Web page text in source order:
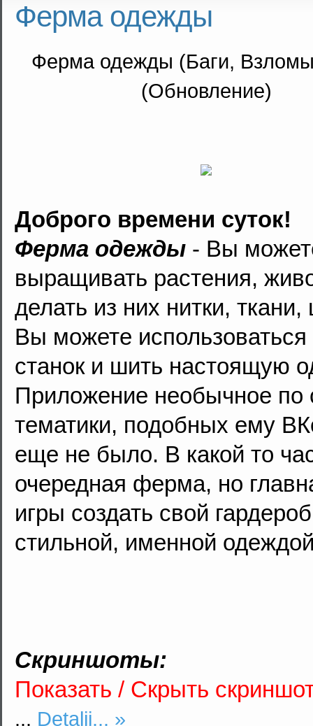
Ферма одежды
Ферма одежды (Баги,
(Обновление)
Доброго времени суток!
Ферма одежды - Вы
выращивать растения,
делать из них нитки,
Вы можете использоваться
станок и шить настоящую
Приложение необычное по
тематики, подобных ему
еще не было. В какой то
очередная ферма, но
игры создать свой
стильной, именной
Скриншоты:
Показать / Скрыть
... Detalii... »